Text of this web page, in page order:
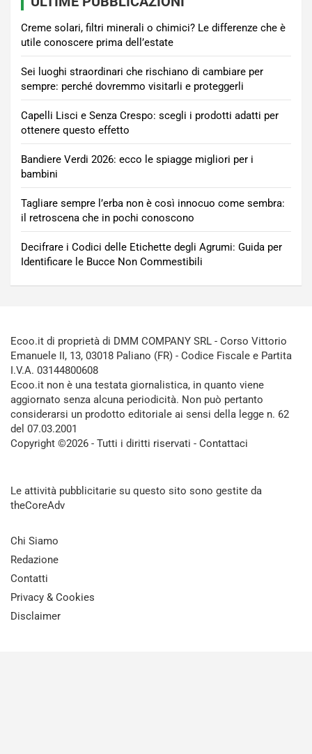
Creme solari, filtri minerali o chimici? Le differenze che è
utile conoscere prima dell’estate
Sei luoghi straordinari che rischiano di cambiare per
sempre: perché dovremmo visitarli e proteggerli
Capelli Lisci e Senza Crespo: scegli i prodotti adatti per
ottenere questo effetto
Bandiere Verdi 2026: ecco le spiagge migliori per i
bambini
Tagliare sempre l’erba non è così innocuo come sembra:
il retroscena che in pochi conoscono
Decifrare i Codici delle Etichette degli Agrumi: Guida per
Identificare le Bucce Non Commestibili
Ecoo.it di proprietà di DMM COMPANY SRL - Corso Vittorio
Emanuele II, 13, 03018 Paliano (FR) - Codice Fiscale e Partita
I.V.A. 03144800608
Ecoo.it non è una testata giornalistica, in quanto viene
aggiornato senza alcuna periodicità. Non può pertanto
considerarsi un prodotto editoriale ai sensi della legge n. 62
del 07.03.2001
Copyright ©2026 - Tutti i diritti riservati - Contattaci
Le attività pubblicitarie su questo sito sono gestite da
theCoreAdv
Chi Siamo
Redazione
Contatti
Privacy & Cookies
Disclaimer